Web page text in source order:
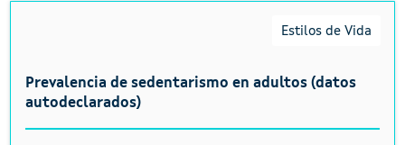
Estilos de Vida
Prevalencia de sedentarismo en adultos (datos
autodeclarados)